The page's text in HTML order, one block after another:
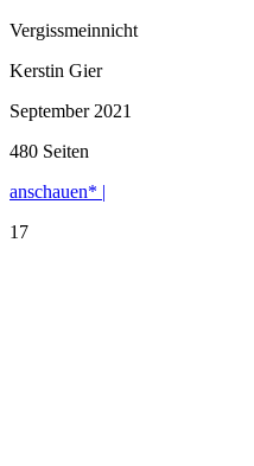
Vergissmeinnicht
Kerstin Gier
September 2021
480 Seiten
anschauen* |
17